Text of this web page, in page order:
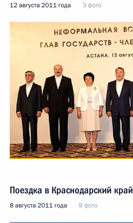
12 августа 2011 года 3 фото
Поездка в Краснодарский край
8 августа 2011 года 9 фото